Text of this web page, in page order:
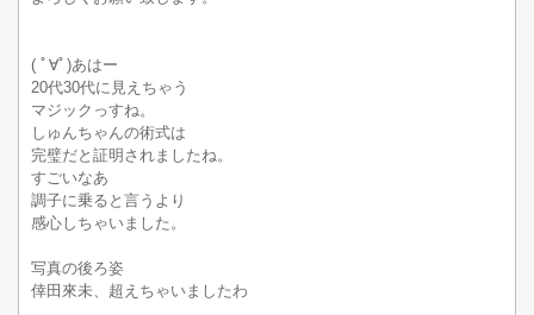
( ﾟ∀ﾟ)あはー
20代30代に見えちゃう
マジックっすね。
しゅんちゃんの術式は
完璧だと証明されましたね。
すごいなあ
調子に乗ると言うより
感心しちゃいました。
写真の後ろ姿
倖田來未、超えちゃいましたわ